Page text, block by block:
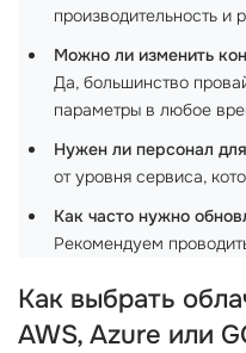
производительность и
Можно ли изменить
Да, большинство
параметры в любое
Нужен ли персонал
от уровня сервиса,
Как часто нужно
Рекомендуем
Как выбрать
AWS, Azure или